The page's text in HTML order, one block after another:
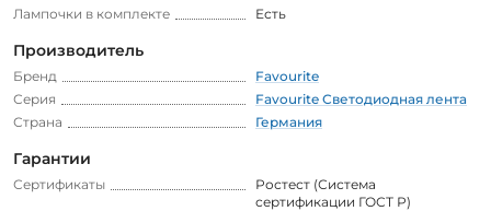
Лампочки в комплекте Есть
Производитель
Бренд
Favourite
Серия
Favourite Светодиодная лента
Страна
Германия
Гарантии
Сертификаты
Ростест (Система
сертификации ГОСТ Р)